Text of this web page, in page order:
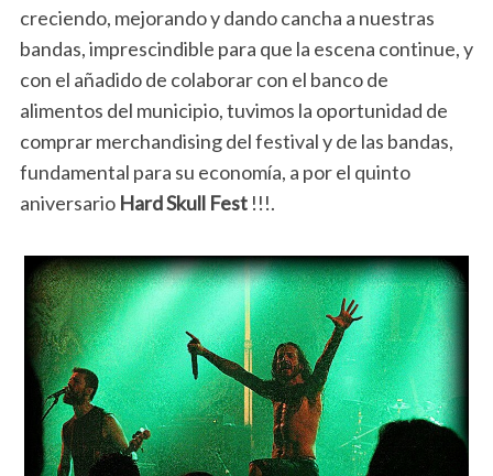
creciendo, mejorando y dando cancha a nuestras
bandas, imprescindible para que la escena continue, y
con el añadido de colaborar con el banco de
alimentos del municipio, tuvimos la oportunidad de
comprar merchandising del festival y de las bandas,
fundamental para su economía, a por el quinto
aniversario Hard Skull Fest!!!.